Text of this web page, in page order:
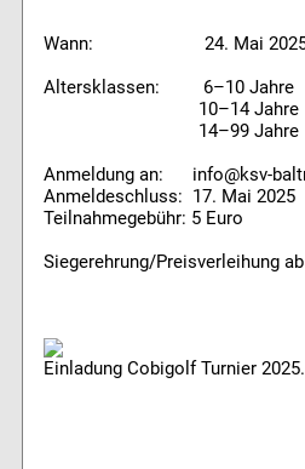
Wann: 24. Mai
Altersklassen: 6–10 Jahre
10–14 Jahre
14–99 Jahre
Anmeldung an: info@ksv-
Anmeldeschluss: 17. Mai 2025
Teilnahmegebühr: 5 Euro
Siegerehrung/Preisverleihung
Einladung Cobigolf Turnier